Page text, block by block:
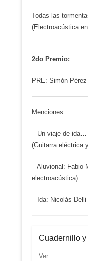
Todas las
(Electroacústica
2do Premio:
PRE: Simón
Menciones:
– Un viaje de ida…
(Guitarra eléctrica
– Aluvional: Fabio
electroacústica)
– Ida: Nicolás
Cuadernillo y
Ver…